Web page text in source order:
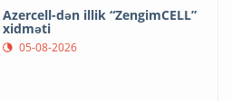
Azercell-dən illik “ZengimCELL”
xidməti
05-08-2026